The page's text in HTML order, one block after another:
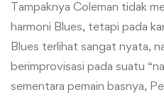
Tampaknya Coleman tidak
harmoni Blues, tetapi pada
Blues terlihat sangat nyata,
berimprovisasi pada suatu
sementara pemain basnya,